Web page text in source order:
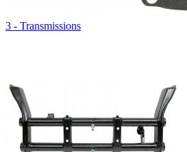
3 - Transmissions